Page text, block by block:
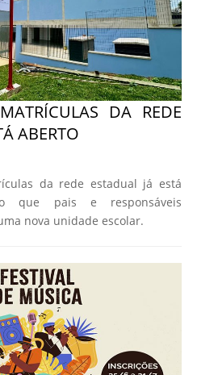
DA REDE
ABERTO
da rede estadual já está
que pais e responsáveis
nova unidade escolar.